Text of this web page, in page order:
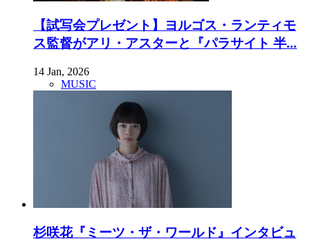
【試写会プレゼント】ヨルゴス・ランティモ
ス監督がアリ・アスターと『パラサイト 半...
14 Jan, 2026
MUSIC
杉咲花『ミーツ・ザ・ワールド』インタビュ